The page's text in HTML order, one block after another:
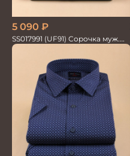
5 090 ₽
SS017991 (UF91) Сорочка муж.
GROSTYLE